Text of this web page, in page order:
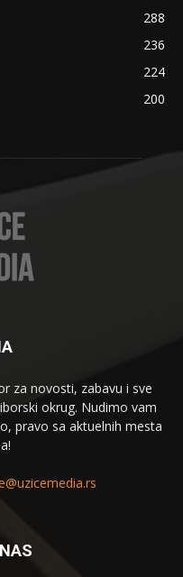
288
236
224
200
za novosti, zabavu i sve
okrug. Nudimo vam
pravo sa aktuelnih mesta